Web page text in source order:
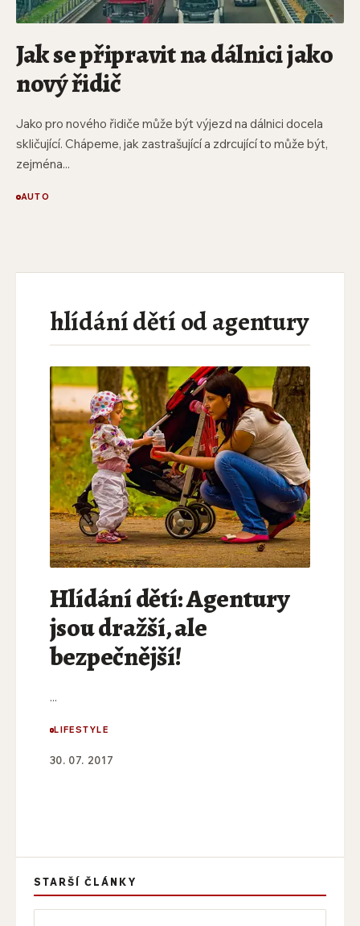
Jak se připravit na dálnici jako
nový řidič
Jako pro nového řidiče může být výjezd na dálnici docela
skličující. Chápeme, jak zastrašující a zdrcující to může být,
zejména...
AUTO
hlídání dětí od agentury
Hlídání dětí: Agentury
jsou dražší, ale
bezpečnější!
...
LIFESTYLE
30. 07. 2017
STARŠÍ ČLÁNKY